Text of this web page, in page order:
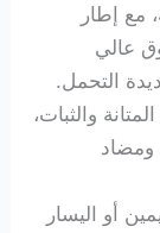
مع إطار
عالي
التحمل.
والثبات،
ومضاد
أو اليسار